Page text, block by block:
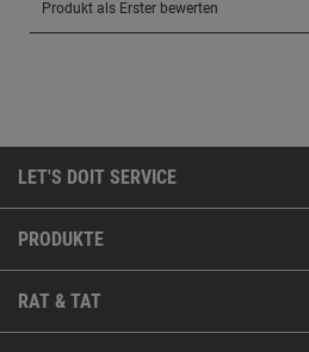
LET'S DOIT SERVICE
PRODUKTE
RAT & TAT